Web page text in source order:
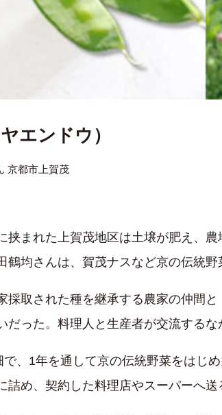
エンドウ）
京都市上賀茂
挟まれた上賀茂地区は土壌が肥え、
鶴均さんは、賀茂ナスなど京の伝統野
採取された種を継承する農家の仲間
だった。料理人と生産者が交流する
、1年を通して京の伝統野菜をはじ
詰め、契約した料理店やスーパーへ送